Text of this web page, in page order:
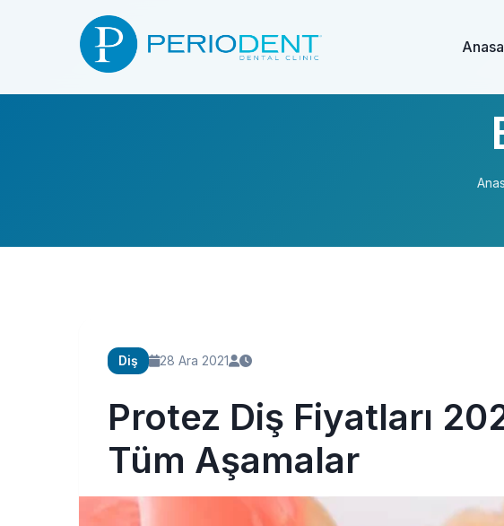
Diş 28 Ara 2021
Protez Diş Fiyatları
Tüm Aşamalar